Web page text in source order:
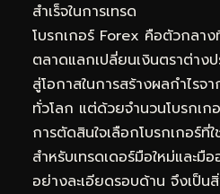
สำเร็จในการเทรด
โบรกเกอร์ Forex คือตัวกลาง
ตลาดแลกเปลี่ยนเงินตราต่างป
สู่โอกาสในการสร้างผลกำไรจ
ทั่วโลก แต่ด้วยจำนวนโบรกเ
การตัดสินใจเลือกโบรกเกอร์ที่
สำหรับเทรดเดอร์มือใหม่และมื
อย่างละเอียดรอบด้าน จึงเป็น